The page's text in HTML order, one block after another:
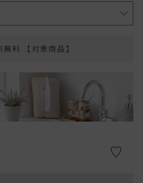
料 【対象商品】